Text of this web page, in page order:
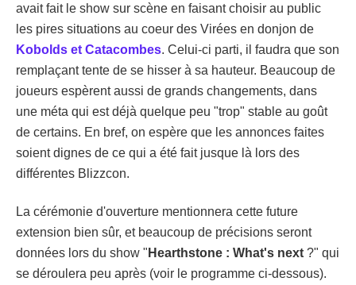
avait fait le show sur scène en faisant choisir au public
les pires situations au coeur des Virées en donjon de
Kobolds et Catacombes. Celui-ci parti, il faudra que son
remplaçant tente de se hisser à sa hauteur. Beaucoup de
joueurs espèrent aussi de grands changements, dans
une méta qui est déjà quelque peu "trop" stable au goût
de certains. En bref, on espère que les annonces faites
soient dignes de ce qui a été fait jusque là lors des
différentes Blizzcon.
La cérémonie d'ouverture mentionnera cette future
extension bien sûr, et beaucoup de précisions seront
données lors du show " Hearthstone : What's next ?" qui
se déroulera peu après (voir le programme ci-dessous).